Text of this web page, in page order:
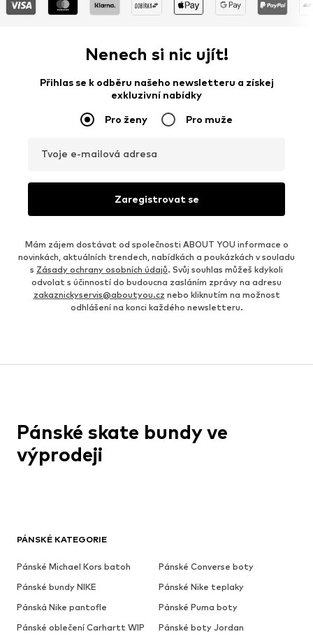
Nenech si nic ujít!
Přihlas se k odběru našeho newsletteru a získej
exkluzivní nabídky
Pro ženy Pro muže
Tvoje e-mailová adresa
Zaregistrovat se
Mám zájem dostávat od společnosti ABOUT YOU informace o
novinkách, aktuálních trendech, nabídkách a poukázkách v souladu
s Zásady ochrany osobních údajů. Svůj souhlas můžeš kdykoli
odvolat s účinností do budoucna zasláním zprávy na adresu
zakaznickyservis@aboutyou.cz nebo kliknutím na možnost
odhlášení na konci každého newsletteru.
PÁNSKÉ KATEGORIE
Pánské Michael Kors batoh
Pánské Converse boty
Pánské bundy NIKE
Pánské Nike teplaky
Pánská Nike pantofle
Pánské Puma boty
Pánské oblečení Carhartt WIP
Pánské boty Jordan
Pánské skate bundy ve
výprodeji